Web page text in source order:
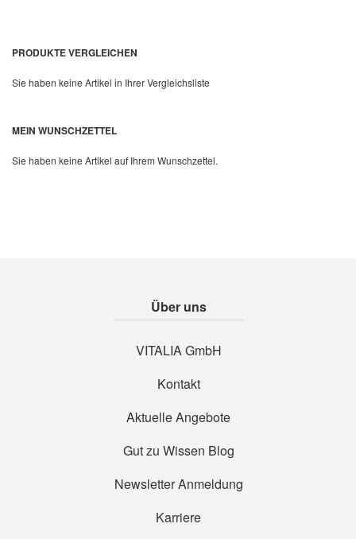
PRODUKTE VERGLEICHEN
Sie haben keine Artikel in Ihrer Vergleichsliste
MEIN WUNSCHZETTEL
Sie haben keine Artikel auf Ihrem Wunschzettel.
Über uns
VITALIA GmbH
Kontakt
Aktuelle Angebote
Gut zu Wissen Blog
Newsletter Anmeldung
Karriere